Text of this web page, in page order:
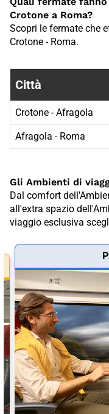
Crotone a Roma?
Scopri le fermate che
Crotone - Roma.
Città
Crotone - Afragola
Afragola - Roma
Gli Ambienti di
Dal comfort
all'extra spazio
viaggio esclusiva